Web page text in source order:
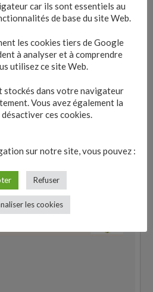
car ils sont essentiels au
de base du site Web.
les cookies tiers de Google
à analyser et à comprendre
utilisez ce site Web.
stockés dans votre navigateur
Vous avez également la
ces cookies.
sur notre site, vous pouvez :
Refuser
les cookies